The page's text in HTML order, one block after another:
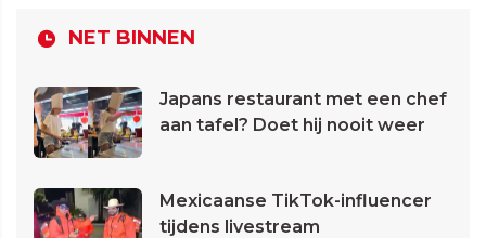
NET BINNEN
Japans restaurant met een chef
aan tafel? Doet hij nooit weer
Mexicaanse TikTok-influencer
tijdens livestream